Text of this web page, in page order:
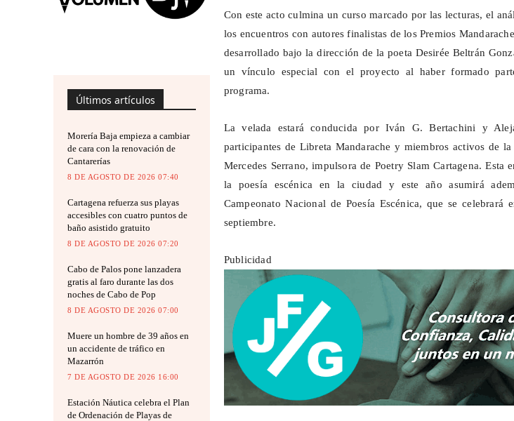
Últimos artículos
Morería Baja empieza a cambiar
de cara con la renovación de
Cantarerías
8 DE AGOSTO DE 2026 07:40
Cartagena refuerza sus playas
accesibles con cuatro puntos de
baño asistido gratuito
8 DE AGOSTO DE 2026 07:20
Cabo de Palos pone lanzadera
gratis al faro durante las dos
noches de Cabo de Pop
8 DE AGOSTO DE 2026 07:00
Muere un hombre de 39 años en
un accidente de tráfico en
Mazarrón
7 DE AGOSTO DE 2026 16:00
Estación Náutica celebra el Plan
de Ordenación de Playas de
Con este acto culmina un curso marcado por las lecturas, el
los encuentros con autores finalistas de los Premios Mandarache
desarrollado bajo la dirección de la poeta Desirée Beltrán
un vínculo especial con el proyecto al haber formado
programa.
La velada estará conducida por Iván G.Bertachini y
participantes de Libreta Mandarache y miembros activos de
Mercedes Serrano, impulsora de Poetry Slam Cartagena. Esta
la poesía escénica en la ciudad y este año asumirá
Campeonato Nacional de Poesía Escénica, que se celebrará
septiembre.
Publicidad